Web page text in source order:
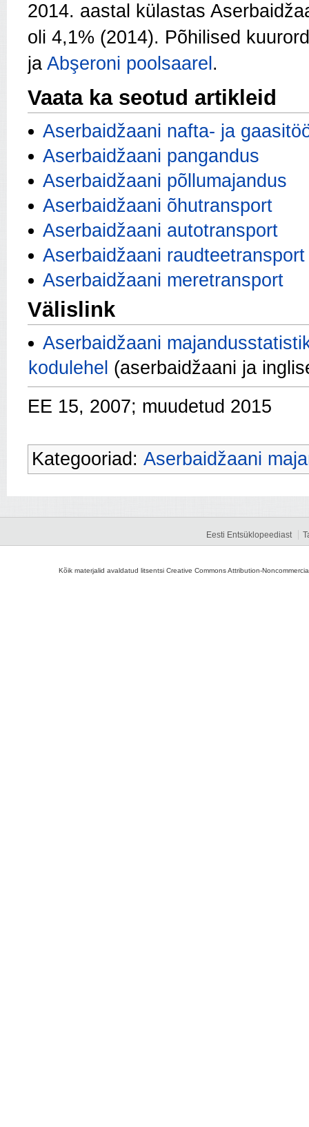
2014. aastal külastas
oli 4,1% (2014). Põhilised
ja Abşeroni poolsaarel .
Vaata ka seotud artikleid
Aserbaidžaani nafta- ja
Aserbaidžaani pangandus
Aserbaidžaani põllumajandus
Aserbaidžaani õhutransport
Aserbaidžaani autotransport
Aserbaidžaani raudteetransport
Aserbaidžaani meretransport
Välislink
Aserbaidžaani
kodulehel (aserbaidžaani ja
EE 15, 2007; muudetud 2015
Kategooriad: Aserbaidžaani
Eesti Entsüklopeediast
Kõik materjalid avaldatud litsentsi Creative Commons Attribution-